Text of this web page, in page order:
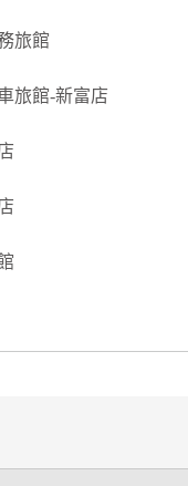
旅館
旅館-新富店